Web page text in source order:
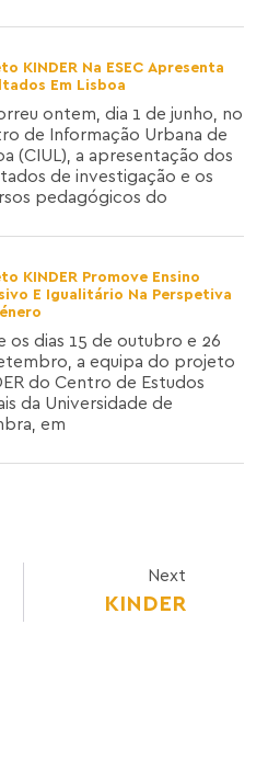
KINDER Na ESEC Apresenta
Em Lisboa
ontem, dia 1 de junho, no
de Informação Urbana de
(CIUL), a apresentação dos
de investigação e os
pedagógicos do
KINDER Promove Ensino
E Igualitário Na Perspetiva
os dias 15 de outubro e 26
a equipa do projeto
do Centro de Estudos
da Universidade de
em
Next
KINDER